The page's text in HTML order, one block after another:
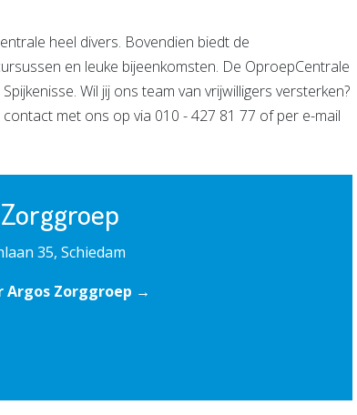
heel divers. Bovendien biedt de
en leuke bijeenkomsten. De OproepCentrale
Wil jij ons team van vrijwilligers versterken?
met ons op via 010 - 427 81 77 of per e-mail
35, Schiedam
Argos Zorggroep →